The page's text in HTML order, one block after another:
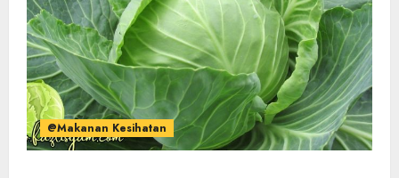
@Makanan Kesihatan